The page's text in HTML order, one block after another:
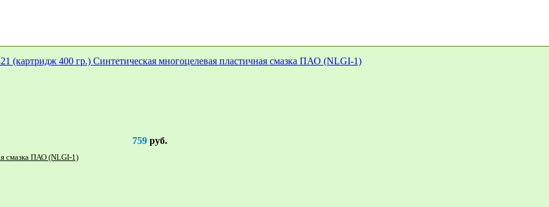
759руб.
EFELE SG-321 (картридж 400 гр.) Синтетическая многоцелевая пластичная смазка ПАО (NLGI-1)